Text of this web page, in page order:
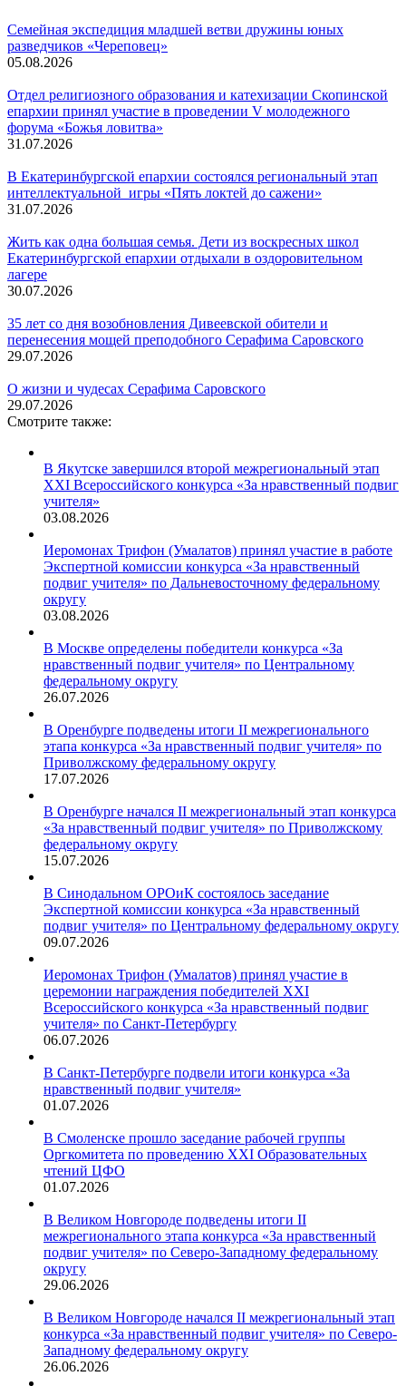
Семейная экспедиция младшей ветви дружины юных
разведчиков «Череповец»
05.08.2026
Отдел религиозного образования и катехизации Скопинской
епархии принял участие в проведении V молодежного
форума «Божья ловитва»
31.07.2026
В Екатеринбургской епархии состоялся региональный этап
интеллектуальной игры «Пять локтей до сажени»
31.07.2026
Жить как одна большая семья. Дети из воскресных школ
Екатеринбургской епархии отдыхали в оздоровительном
лагере
30.07.2026
35 лет со дня возобновления Дивеевской обители и
перенесения мощей преподобного Серафима Саровского
29.07.2026
О жизни и чудесах Серафима Саровского
29.07.2026
Смотрите также:
В Якутске завершился второй межрегиональный этап
XXI Всероссийского конкурса «За нравственный подвиг
учителя»
03.08.2026
Иеромонах Трифон (Умалатов) принял участие в работе
Экспертной комиссии конкурса «За нравственный
подвиг учителя» по Дальневосточному федеральному
округу
03.08.2026
В Москве определены победители конкурса «За
нравственный подвиг учителя» по Центральному
федеральному округу
26.07.2026
В Оренбурге подведены итоги II межрегионального
этапа конкурса «За нравственный подвиг учителя» по
Приволжскому федеральному округу
17.07.2026
В Оренбурге начался II межрегиональный этап конкурса
«За нравственный подвиг учителя» по Приволжскому
федеральному округу
15.07.2026
В Синодальном ОРОиК состоялось заседание
Экспертной комиссии конкурса «За нравственный
подвиг учителя» по Центральному федеральному округу
09.07.2026
Иеромонах Трифон (Умалатов) принял участие в
церемонии награждения победителей XXI
Всероссийского конкурса «За нравственный подвиг
учителя» по Санкт-Петербургу
06.07.2026
В Санкт-Петербурге подвели итоги конкурса «За
нравственный подвиг учителя»
01.07.2026
В Смоленске прошло заседание рабочей группы
Оргкомитета по проведению XXI Образовательных
чтений ЦФО
01.07.2026
В Великом Новгороде подведены итоги II
межрегионального этапа конкурса «За нравственный
подвиг учителя» по Северо-Западному федеральному
округу
29.06.2026
В Великом Новгороде начался II межрегиональный этап
конкурса «За нравственный подвиг учителя» по Северо-
Западному федеральному округу
26.06.2026